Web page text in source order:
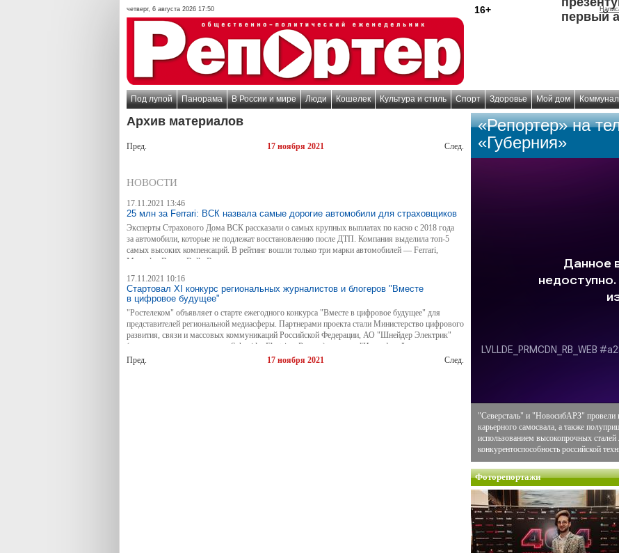
четверг, 6 августа 2026 17:50 16+
первый
Под лупой Панорама В России и мире Люди Кошелек Культура и стиль Спорт Здоровье Мой дом
Архив материалов
Пред. 17 ноября 2021 След.
НОВОСТИ
17.11.2021 13:46
25 млн за Ferrari: ВСК назвала самые дорогие автомобили для страховщиков
Эксперты Страхового Дома ВСК рассказали о самых крупных выплатах по каско с 2018 года
за автомобили, которые не подлежат восстановлению после ДТП. Компания выделила топ-5
самых высоких компенсаций. В рейтинг вошли только три марки автомобилей — Ferrari,
Mercedes-Benz и Rolls-Royce.
17.11.2021 10:16
Стартовал XI конкурс региональных журналистов и блогеров "Вместе
в цифровое будущее"
"Ростелеком" объявляет о старте ежегодного конкурса "Вместе в цифровое будущее" для
представителей региональной медиасферы. Партнерами проекта стали Министерство цифрового
развития, связи и массовых коммуникаций Российской Федерации, АО "Шнейдер Электрик"
(юридическое лицо компании Schneider Electric в России) и группа "Интерфакс".
Пред.
17 ноября 2021 След.
«Репортер» на
«Губерния»
"Северсталь" и "НовосибАРЗ" провели
карьерного самосвала, а также
использованием высокопрочных
конкурентоспособность российской
Фоторепортажи